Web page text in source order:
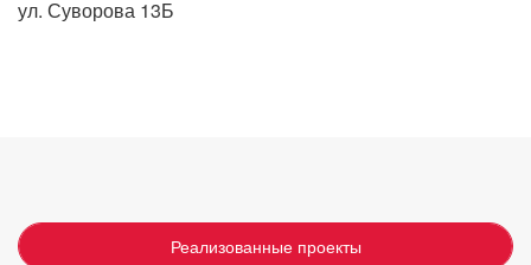
ул. Суворова 13Б
Реализованные проекты